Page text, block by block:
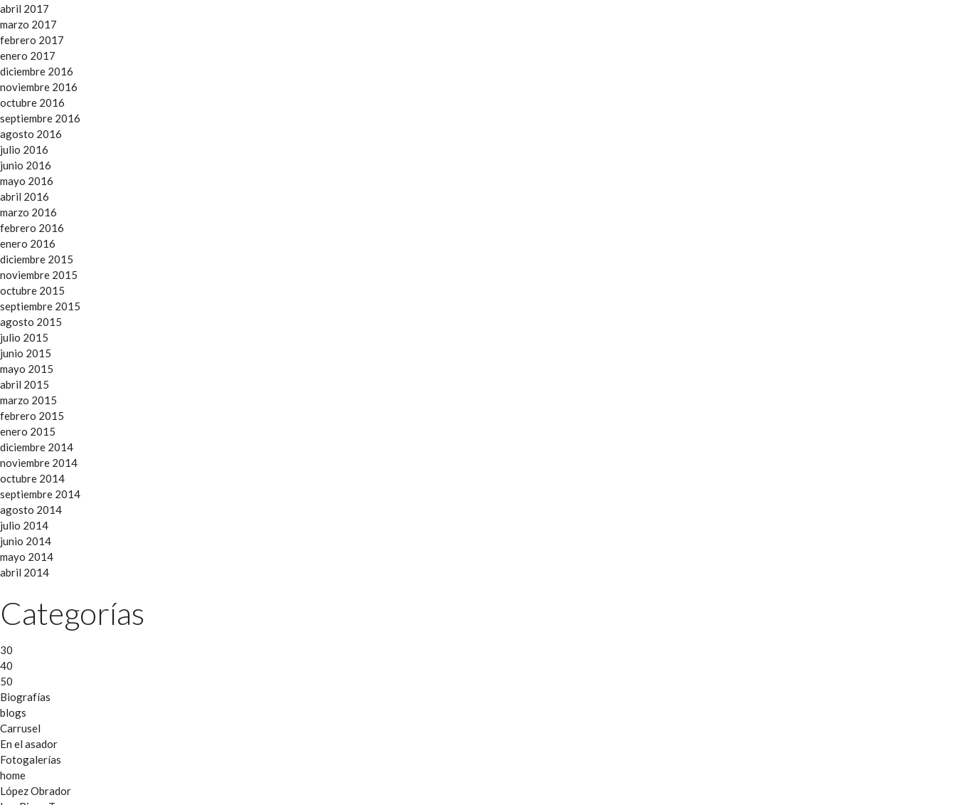
abril 2017
marzo 2017
febrero 2017
enero 2017
diciembre 2016
noviembre 2016
octubre 2016
septiembre 2016
agosto 2016
julio 2016
junio 2016
mayo 2016
abril 2016
marzo 2016
febrero 2016
enero 2016
diciembre 2015
noviembre 2015
octubre 2015
septiembre 2015
agosto 2015
julio 2015
junio 2015
mayo 2015
abril 2015
marzo 2015
febrero 2015
enero 2015
diciembre 2014
noviembre 2014
octubre 2014
septiembre 2014
agosto 2014
julio 2014
junio 2014
mayo 2014
abril 2014
Categorías
30
40
50
Biografías
blogs
Carrusel
En el asador
Fotogalerías
home
López Obrador